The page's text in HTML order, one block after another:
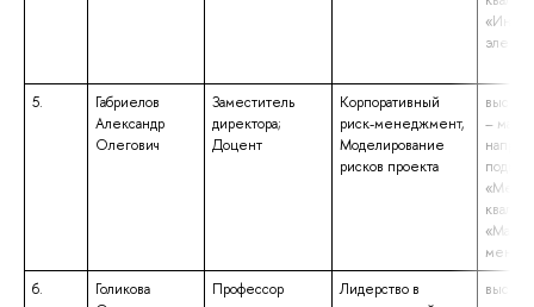
5.
Габриелов
Александр
Олегович
Заместитель
директора;
Доцент
Корпоративный
риск-менеджмент,
Моделирование
рисков проекта
–
6.
Голикова
Профессор
Лидерство в